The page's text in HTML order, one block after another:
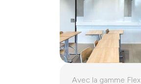
Avec la gamme